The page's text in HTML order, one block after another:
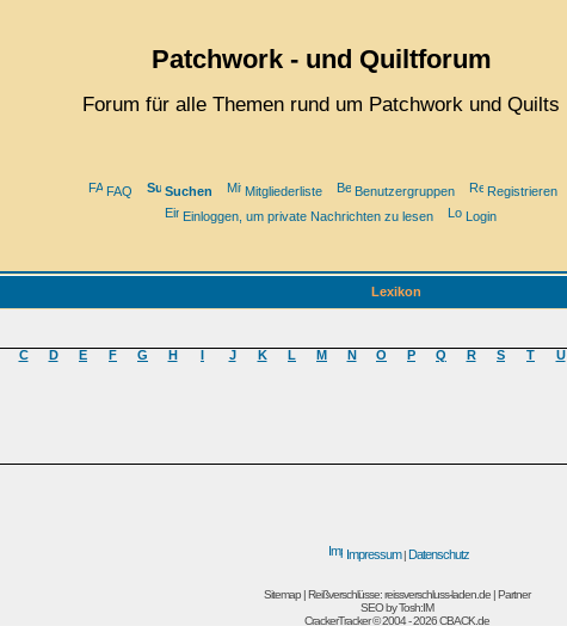
Patchwork - und Quiltforum
Forum für alle Themen rund um Patchwork und Quilts
FAQ Suchen Mitgliederliste Benutzergruppen
Registrieren
Einloggen, um private Nachrichten zu lesen
Login
Lexikon
C D E F G H I J K L M N O P Q R S T U
Impressum| Datenschutz
Sitemap|Reißverschlüsse: reissverschluss-laden.de|Partner
SEO byTosh:IM
CrackerTracker © 2004 - 2026CBACK.de